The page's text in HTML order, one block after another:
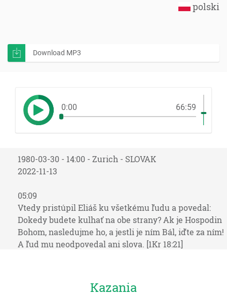
polski
Download MP3
0:00 66:59
1980-03-30 - 14:00 - Zurich - SLOVAK
2022-11-13
05:09
Vtedy pristúpil Eliáš ku všetkému ľudu a povedal:
Dokedy budete kulhať na obe strany? Ak je Hospodin
Bohom, nasledujme ho, a jestli je ním Bál, iďte za ním!
A ľud mu neodpovedal ani slova. [1Kr 18:21]
Vtedy riekol Eliáš prorokom Bálovým: Vyberte si
jedného z juncov a pripravte najprv vy, lebo vás je viac
Kazania